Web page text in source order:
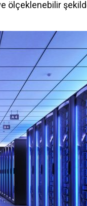
ölçeklenebilir